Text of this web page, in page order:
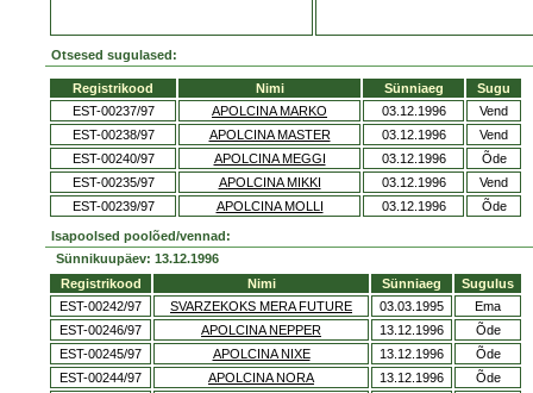
Otsesed sugulased:
Registrikood Nimi Sünniaeg
Sugu
EST-00237/97
APOLCINA MARKO 03.12.1996
Vend
EST-00238/97
APOLCINA MASTER 03.12.1996
Vend
EST-00240/97
APOLCINA MEGGI 03.12.1996
Õde
EST-00235/97
APOLCINA MIKKI 03.12.1996
Vend
EST-00239/97
APOLCINA MOLLI 03.12.1996 Õde
Isapoolsed poolõed/vennad:
Sünnikuupäev: 13.12.1996
Registrikood
Nimi Sünniaeg
Sugulus
EST-00242/97
SVARZEKOKS MERA FUTURE 03.03.1995
Ema
EST-00246/97
APOLCINA NEPPER 13.12.1996
Õde
EST-00245/97
APOLCINA NIXE 13.12.1996
Õde
EST-00244/97
APOLCINA NORA 13.12.1996
Õde